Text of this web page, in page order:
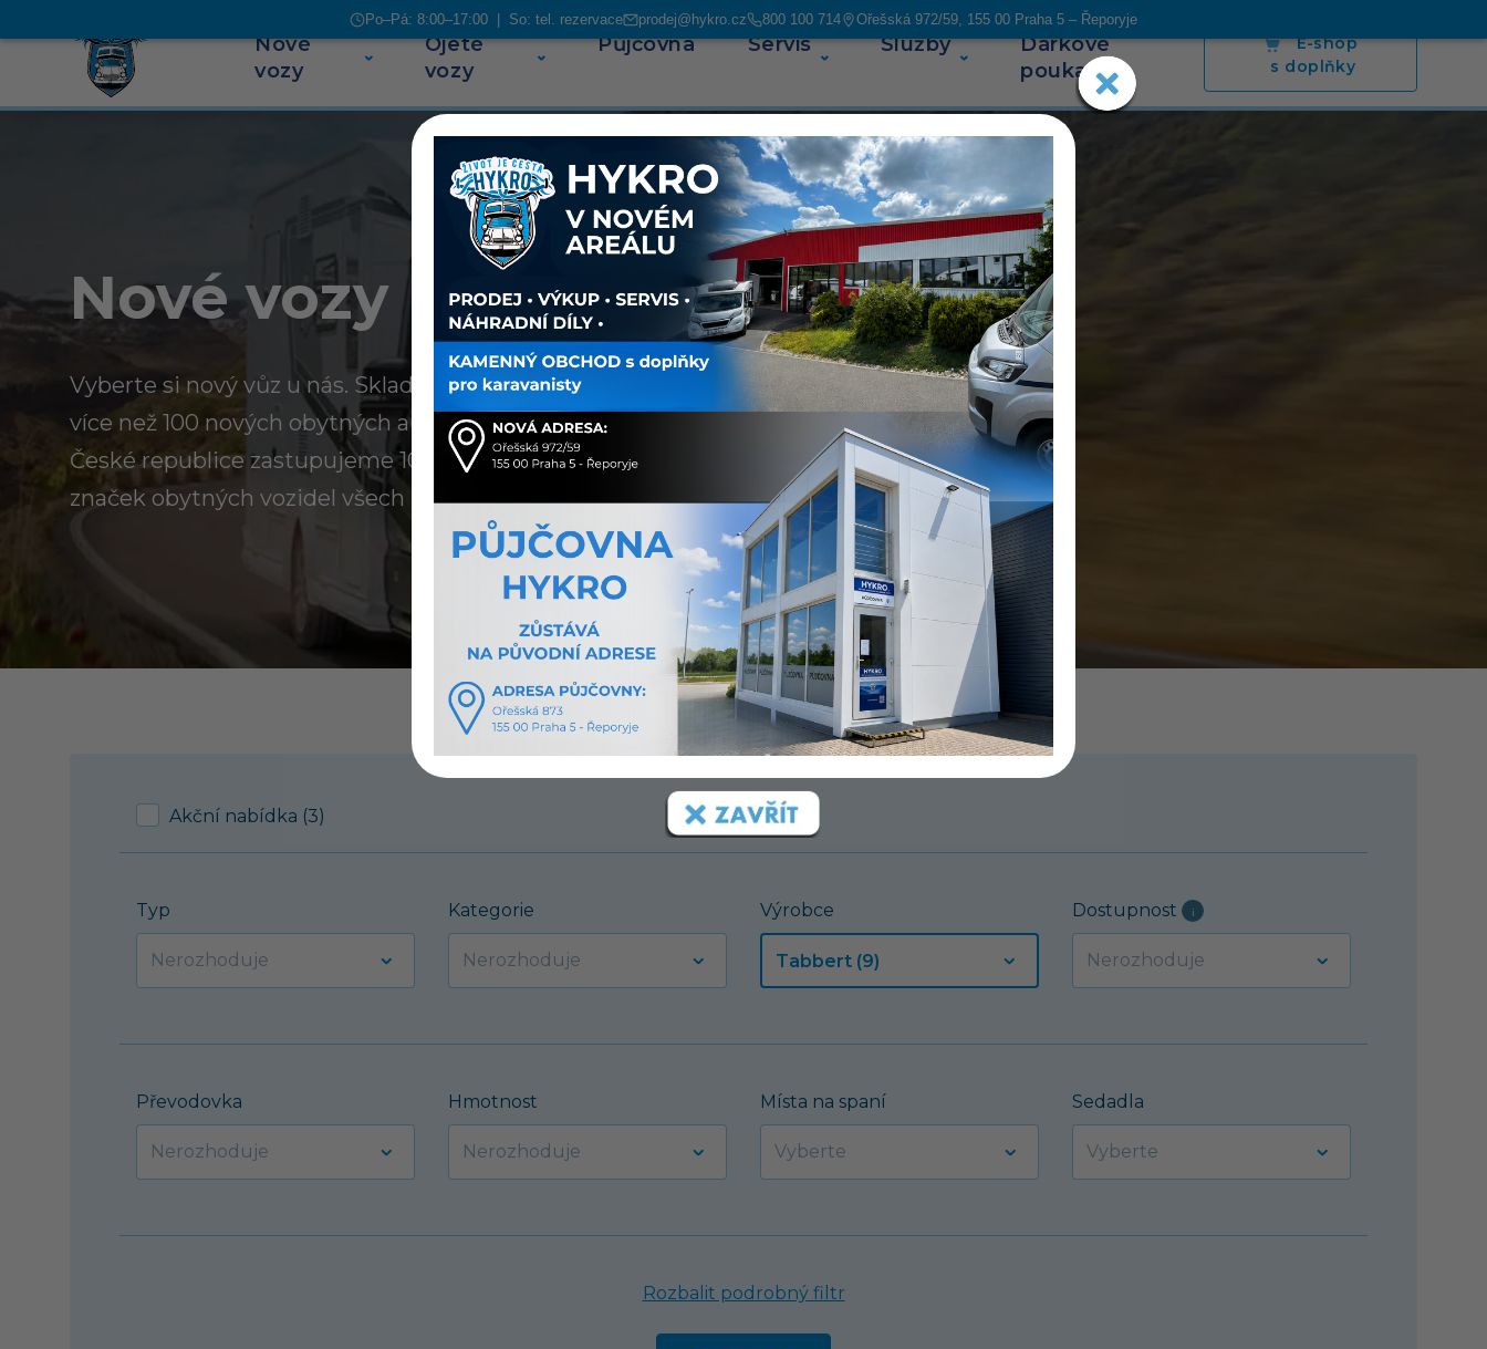
Po–Pá: 8:00–17:00 | So: tel. rezervace prodej@hykro.cz 800 100 714 Ořešská 972/59, 155 00 Praha 5 – Řeporyje
Přeskočit na obsah
Blog Napsali o nás Poradíme Kontakt
Nové
vozy
Ojeté
vozy
Půjčovna Servis Služby
Dárkové
poukazy
E-shop
s doplňky
Nové vozy
Vyberte si nový vůz u nás. Skladem u nás najdete
více než 100 nových obytných aut a karavanů. V
České republice zastupujeme 10 evropských
značek obytných vozidel všech kategorií.
Akční nabídka (3)
Typ Kategorie Výrobce Dostupnost i
Převodovka Hmotnost Místa na spaní Sedadla
Rozbalit podrobný filtr